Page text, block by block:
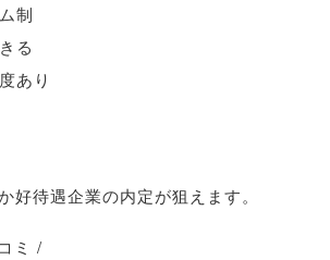
制
る
あり
好待遇企業の内定が狙えます。
ミ /